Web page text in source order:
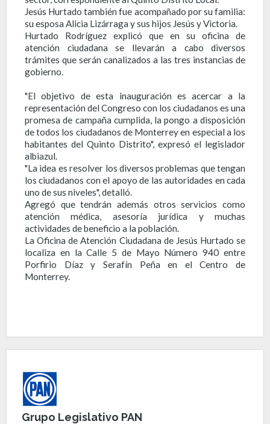
Jesús Hurtado también fue acompañado por su familia:
su esposa Alicia Lizárraga y sus hijos Jesús y Victoria.
Hurtado Rodríguez explicó que en su oficina de
atención ciudadana se llevarán a cabo diversos
trámites que serán canalizados a las tres instancias de
gobierno.
"El objetivo de esta inauguración es acercar a la
representación del Congreso con los ciudadanos es una
promesa de campaña cumplida, la pongo a disposición
de todos los ciudadanos de Monterrey en especial a los
habitantes del Quinto Distrito", expresó el legislador
albiazul.
"La idea es resolver los diversos problemas que tengan
los ciudadanos con el apoyo de las autoridades en cada
uno de sus niveles", detalló.
Agregó que tendrán además otros servicios como
atención médica, asesoría jurídica y muchas
actividades de beneficio a la población.
La Oficina de Atención Ciudadana de Jesús Hurtado se
localiza en la Calle 5 de Mayo Número 940 entre
Porfirio Díaz y Serafín Peña en el Centro de
Monterrey.
Grupo Legislativo PAN